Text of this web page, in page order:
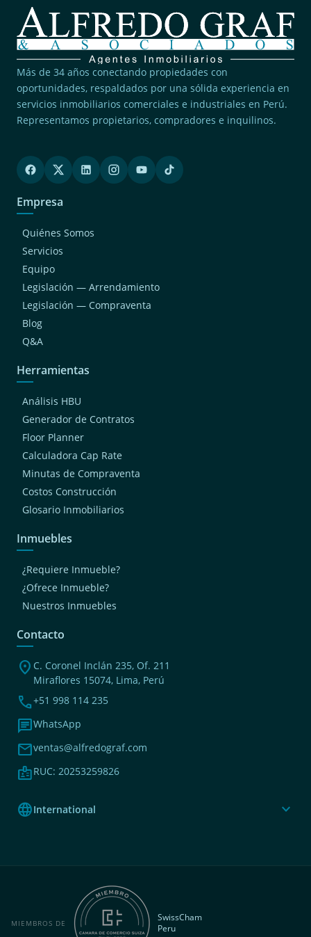
Más de 34 años conectando propiedades con
oportunidades, respaldados por una sólida experiencia en
servicios inmobiliarios comerciales e industriales en Perú.
Representamos propietarios, compradores e inquilinos.
Empresa
Quiénes Somos
Servicios
Equipo
Legislación — Arrendamiento
Legislación — Compraventa
Blog
Q&A
Herramientas
Análisis HBU
Generador de Contratos
Floor Planner
Calculadora Cap Rate
Minutas de Compraventa
Costos Construcción
Glosario Inmobiliarios
Inmuebles
¿Requiere Inmueble?
¿Ofrece Inmueble?
Nuestros Inmuebles
Contacto
location_on C. Coronel Inclán 235, Of. 211
Miraflores 15074, Lima, Perú
phone+51 998 114 235
chatWhatsApp
mailventas@alfredograf.com
badgeRUC: 20253259826
languageInternational expand_more
MIEMBROS DE
SwissCham
Peru